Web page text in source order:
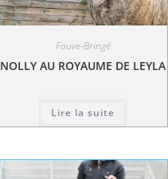
Fauve-Bringé
NOLLY AU ROYAUME DE LEYLA
Lire la suite